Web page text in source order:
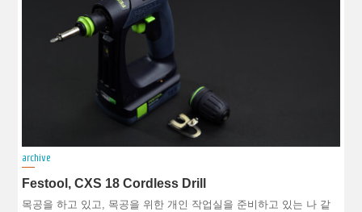
archive
Festool, CXS 18 Cordless Drill
목공을 하고 있고, 목공을 위한 개인 작업실을 준비하고 있는 나 같